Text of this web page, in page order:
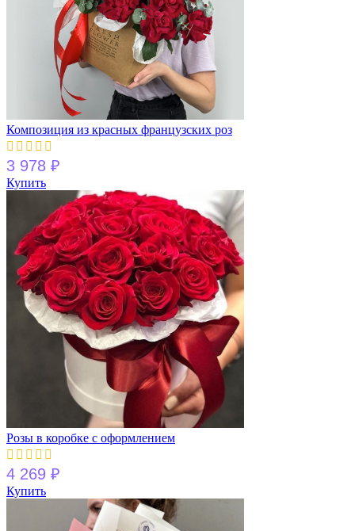
Композиция из красных французских роз
3 978 ₽
Купить
Розы в коробке с оформлением
4 269 ₽
Купить